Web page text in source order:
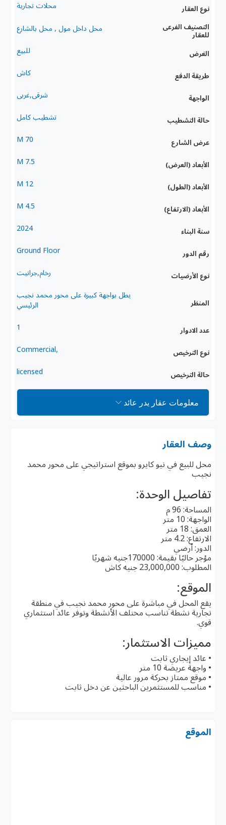
نوع العقار محلات تجارية
التصنيف الفرعى
للعقار
محل داخل مول , محل بالشارع
الغرض للبيع
طريقة الدفع كاش
الواجهة شرقى,غربى
حالة التشطيب تشطيب كامل
عرض الشارع 70 M
الأبعاد (العرض) 7.5 M
الأبعاد (الطول) 12 M
الأبعاد (الارتفاع) 4.5 M
سنة البناء 2024
رقم الدور Ground Floor
نوع الأرضيات رخام,جرانيت
المنظر
يطل بواجهة كبيرة على محور محمد نجيب
الرئيسي
عدد الادوار 1
نوع الترخيص ,Commercial
حالة الترخيص licensed
معلومات عقار يدر عائد
وصف العقار
محل للبيع في نيو كايرو بموقع استراتيجي على محور محمد
نجيب
تفاصيل الوحدة:
المساحة: 96 م
الواجهة: 10 متر
العمق: 18 متر
الارتفاع: 4.2 متر
الدور: أرضي
مؤجر حاليًا بقيمة: 170000جنيه شهريًا
المطلوب: 23,000,000 جنيه كاش
الموقع:
يقع المحل في مباشرة على محور محمد نجيب في منطقة
تجارية نشطة تناسب مختلف الأنشطة وتوفر عائد استثماري
قوي.
مميزات الاستثمار:
• عائد إيجاري ثابت
• واجهة عريضة 10 متر
• موقع ممتاز بحركة مرور عالية
• مناسب للمستثمرين الباحثين عن دخل ثابت
الموقع